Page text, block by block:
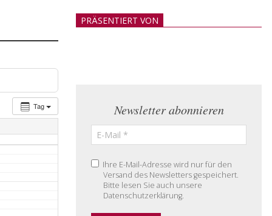
Tag
PRÄSENTIERT VON
Newsletter abonnieren
Ihre E-Mail-Adresse wird nur für den
Versand des Newsletters gespeichert.
Bitte lesen Sie auch unsere
Datenschutzerklärung.